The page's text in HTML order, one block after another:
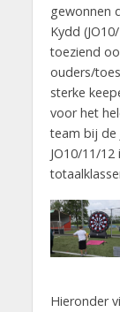
gewonnen
Kydd
toeziend
ouders/
sterke
voor het
team bij de
JO10/11/
Hieronder